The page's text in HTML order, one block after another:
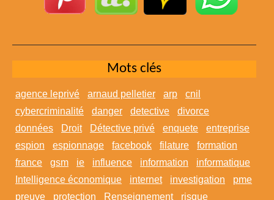
Mots clés
agence leprivé arnaud pelletier arp
cnil
cybercriminalité
danger detective
divorce
données
Droit Détective privé enquete
entreprise
espion
espionnage facebook filature
formation
france
gsm ie influence information
informatique
Intelligence économique
internet investigation
pme
preuve
protection Renseignement risque